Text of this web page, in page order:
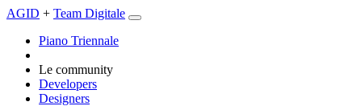
AGID + Team Digitale
Piano Triennale
Le community
Developers
Designers